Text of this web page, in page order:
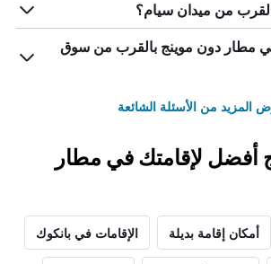
من ميدان سيام؟
في مطار دون موينج بالقرب من سوق
المزيد من الأسئلة الشائعة
أفضل لإقامتك في مطار
أمكان إقامة بديلة الإقامات في بانكوك